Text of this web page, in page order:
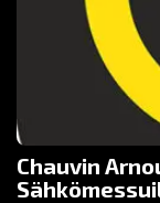
Chauvin